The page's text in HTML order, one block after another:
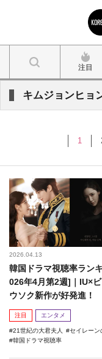
注目
キムジョンヒョ
1
2026.04.13
韓国ドラマ視聴率ラン
026年4月第2週]｜IU×ビ
ウソク新作が好発進！
注目 エンタメ
21世紀の大君夫人
セイレーン
韓国ドラマ視聴率